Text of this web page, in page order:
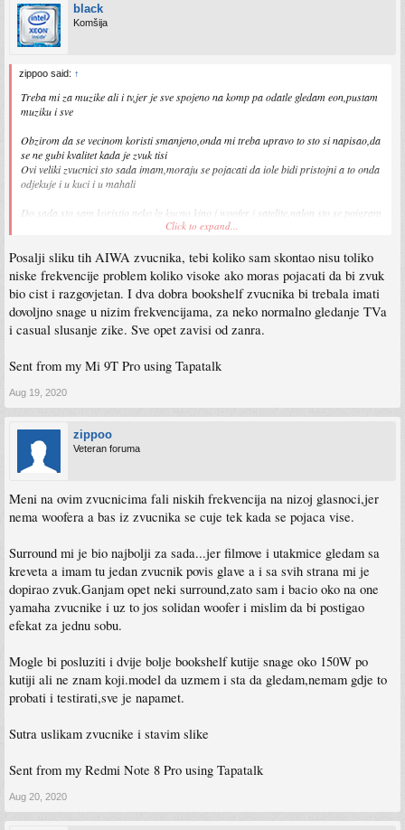
black
Komšija
zippoo said: ↑
Treba mi za muzike ali i tv,jer je sve spojeno na komp pa odatle gledam eon,pustam
muziku i sve
Obzirom da se vecinom koristi smanjeno,onda mi treba upravo to sto si napisao,da
se ne gubi kvalitet kada je zvuk tisi
Ovi veliki zvucnici sto sada imam,moraju se pojacati da iole bidi pristojni a to onda
odjekuje i u kuci i u mahali
Do sada sto sam koristio neko lg kucno kino i woofer i satelite,nalon sto se poigram
u driveru od zvucne kartice i nastimam equalizer,zvuk je bio odlican...a kada se
dao sve komplet poluisprqvno za 20 KM,samo da se nosi iz kuce
Sada sam uzeo ovo pojacalo onako napamet,ganjao nesto drugo i lik nije bio
sposoban da za 10 dana posalje to i nadjem lokalno ovo
Pojacalo mislim da nije lose,ali mu trebaju sposobni zvucnici da dodje do
izrazaja,vjerujem ne slabiji od 100W
Sent from my Redmi Note 8 Pro using Tapatalk
Click to expand...
Posalji sliku tih AIWA zvucnika, tebi koliko sam skontao nisu toliko
niske frekvencije problem koliko visoke ako moras pojacati da bi zvuk
bio cist i razgovjetan. I dva dobra bookshelf zvucnika bi trebala imati
dovoljno snage u nizim frekvencijama, za neko normalno gledanje TVa
i casual slusanje zike. Sve opet zavisi od zanra.
Sent from my Mi 9T Pro using Tapatalk
Aug 19, 2020
zippoo
Veteran foruma
Meni na ovim zvucnicima fali niskih frekvencija na nizoj glasnoci,jer
nema woofera a bas iz zvucnika se cuje tek kada se pojaca vise.
Surround mi je bio najbolji za sada...jer filmove i utakmice gledam sa
kreveta a imam tu jedan zvucnik povis glave a i sa svih strana mi je
dopirao zvuk.Ganjam opet neki surround,zato sam i bacio oko na one
yamaha zvucnike i uz to jos solidan woofer i mislim da bi postigao
efekat za jednu sobu.
Mogle bi posluziti i dvije bolje bookshelf kutije snage oko 150W po
kutiji ali ne znam koji.model da uzmem i sta da gledam,nemam gdje to
probati i testirati,sve je napamet.
Sutra uslikam zvucnike i stavim slike
Sent from my Redmi Note 8 Pro using Tapatalk
Aug 20, 2020